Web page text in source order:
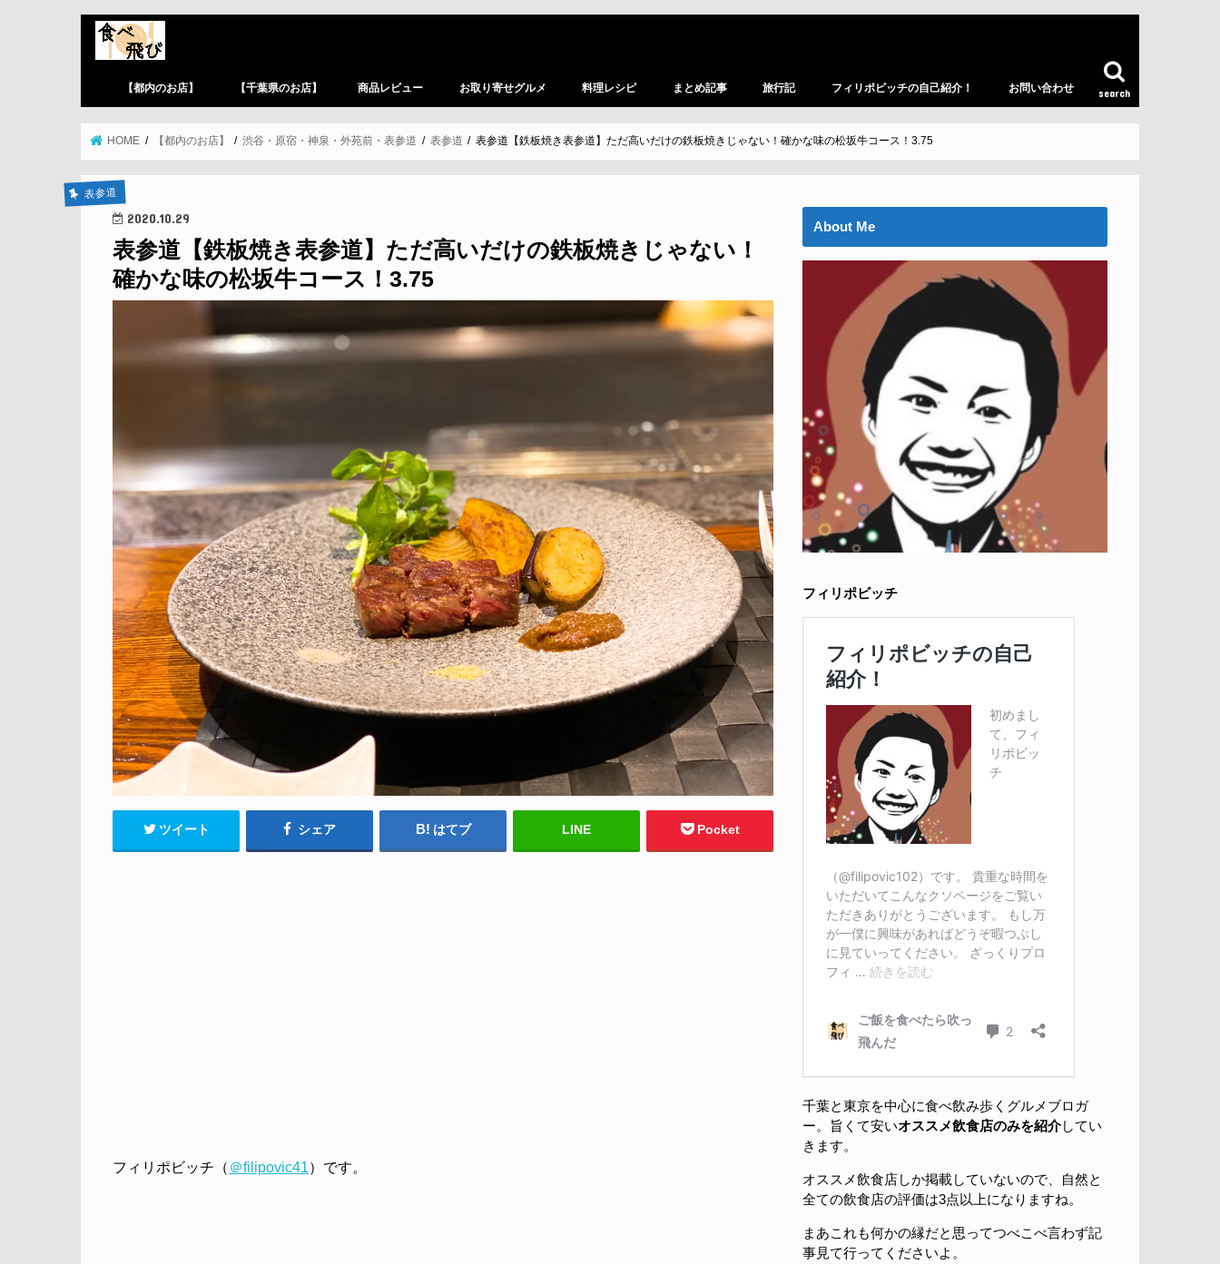
search
【都内のお店】 【千葉県のお店】 商品レビュー お取り寄せグルメ 料理レシピ まとめ記事 旅行記 フィリポビッチの自己紹介！ お問い合わせ
HOME 【都内のお店】 渋谷・原宿・神泉・外苑前・表参道 表参道 表参道【鉄板焼き表参道】ただ高いだけの鉄板焼きじゃない！確かな味の松坂牛コース！3.75
表参道
2020.10.29
表参道【鉄板焼き表参道】ただ高いだけの鉄板焼きじゃない！
確かな味の松坂牛コース！3.75
ツイート シェア はてブ LINE Pocket
フィリポビッチ（ ＠filipovic41）です。
About Me
フィリポビッチ
千葉と東京を中心に食べ飲み歩くグルメブロガ
ー。旨くて安いオススメ飲食店のみを紹介してい
きます。
オススメ飲食店しか掲載していないので、自然と
全ての飲食店の評価は3点以上になりますね。
まあこれも何かの縁だと思ってつべこべ言わず記
事見て行ってくださいよ。